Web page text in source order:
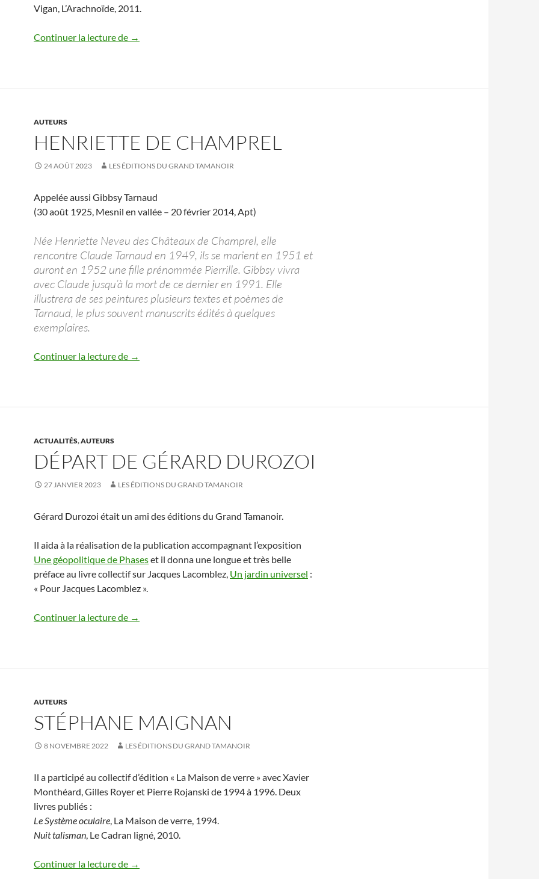
Vigan, L’Arachnoïde, 2011.
Continuer la lecture de Claude Tarnaud
→
AUTEURS
HENRIETTE DE CHAMPREL
24 AOÛT 2023 LES ÉDITIONS DU GRAND TAMANOIR
Appelée aussi Gibbsy Tarnaud
(30 août 1925, Mesnil en vallée – 20 février 2014, Apt)
Née Henriette Neveu des Châteaux de Champrel, elle
rencontre Claude Tarnaud en 1949, ils se marient en 1951 et
auront en 1952 une fille prénommée Pierrille. Gibbsy vivra
avec Claude jusqu’à la mort de ce dernier en 1991. Elle
illustrera de ses peintures plusieurs textes et poèmes de
Tarnaud, le plus souvent manuscrits édités à quelques
exemplaires.
Continuer la lecture de Henriette de Champrel
→
ACTUALITÉS,AUTEURS
DÉPART DE GÉRARD DUROZOI
27 JANVIER 2023 LES ÉDITIONS DU GRAND TAMANOIR
Gérard Durozoi était un ami des éditions du Grand Tamanoir.
Il aida à la réalisation de la publication accompagnant l’exposition
Une géopolitique de Phaseset il donna une longue et très belle
préface au livre collectif sur Jacques Lacomblez, Un jardin universel :
« Pour Jacques Lacomblez ».
Continuer la lecture de Départ de Gérard Durozoi
→
AUTEURS
STÉPHANE MAIGNAN
8 NOVEMBRE 2022 LES ÉDITIONS DU GRAND TAMANOIR
Il a participé au collectif d’édition « La Maison de verre » avec Xavier
Monthéard, Gilles Royer et Pierre Rojanski de 1994 à 1996. Deux
livres publiés :
Le Système oculaire, La Maison de verre, 1994.
Nuit talisman, Le Cadran ligné, 2010.
Continuer la lecture de Stéphane Maignan
→